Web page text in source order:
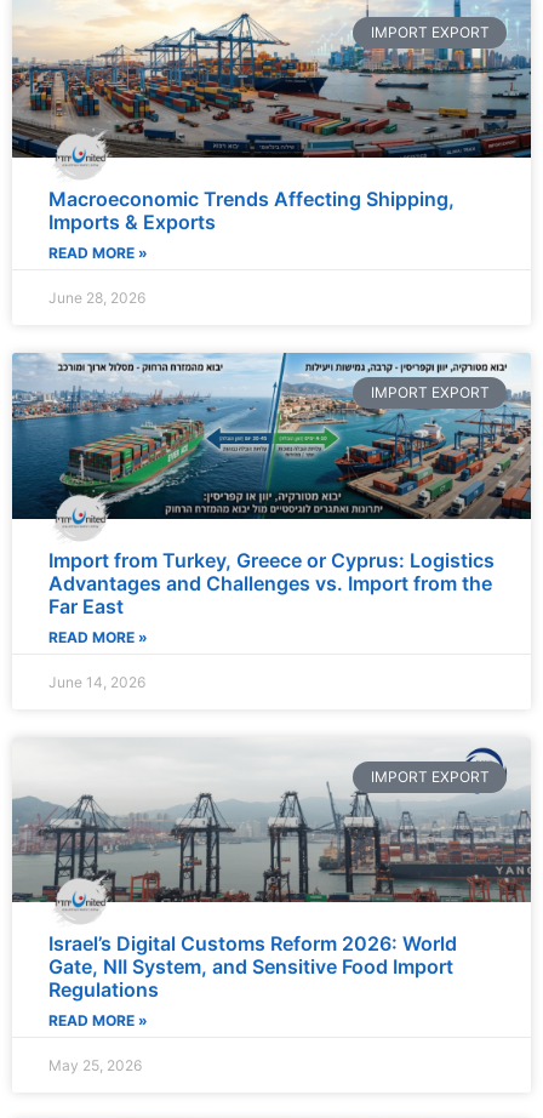
IMPORT EXPORT
Macroeconomic Trends Affecting Shipping,
Imports & Exports
READ MORE »
June 28, 2026
IMPORT EXPORT
Import from Turkey, Greece or Cyprus: Logistics
Advantages and Challenges vs. Import from the
Far East
READ MORE »
June 14, 2026
IMPORT EXPORT
Israel’s Digital Customs Reform 2026: World
Gate, NII System, and Sensitive Food Import
Regulations
READ MORE »
May 25, 2026